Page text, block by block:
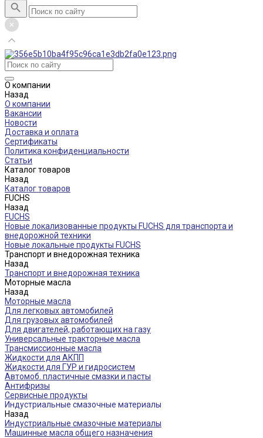
О компании
Назад
О компании
Вакансии
Новости
Доставка и оплата
Сертификаты
Политика конфиденциальности
Статьи
Каталог товаров
Назад
Каталог товаров
FUCHS
Назад
FUCHS
Новые локализованные продукты FUCHS для транспорта и
внедорожной техники
Новые локальные продукты FUCHS
Транспорт и внедорожная техника
Назад
Транспорт и внедорожная техника
Моторные масла
Назад
Моторные масла
Для легковых автомобилей
Для грузовых автомобилей
Для двигателей, работающих на газу
Универсальные тракторные масла
Трансмиссионные масла
Жидкости для АКПП
Жидкости для ГУР и гидросистем
Автомоб. пластичные смазки и пасты
Антифризы
Сервисные продукты
Индустриальные смазочные материалы
Назад
Индустриальные смазочные материалы
Машинные масла общего назначения